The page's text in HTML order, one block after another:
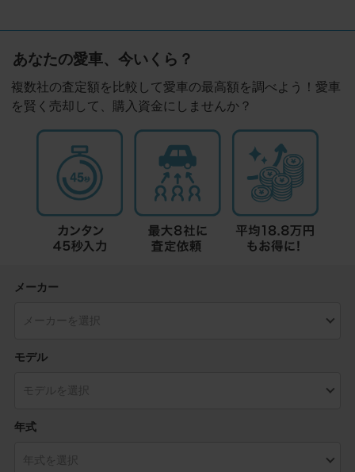
あなたの愛車、今いくら？
複数社の査定額を比較して愛車の最高額を調べよう！愛車
を賢く売却して、購入資金にしませんか？
メーカー
モデル
年式